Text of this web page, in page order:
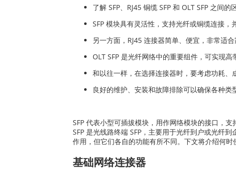
了解 SFP、RJ45 铜缆 SFP 和 OLT SFP 之间
SFP 模块具有灵活性，支持光纤或铜缆连接，
另一方面，RJ45 连接器简单、便宜，非常适
OLT SFP 是光纤网络中的重要组件，可实现
和以往一样，在选择连接器时，要考虑功耗、
良好的维护、安装和故障排除可以确保各种类
SFP 代表小型可插拔模块，用作网络模块的接口，
SFP 是光线路终端 SFP，主要用于光纤到户或光纤
作用，但它们各自的功能有所不同。下文将介绍何时
基础网络连接器